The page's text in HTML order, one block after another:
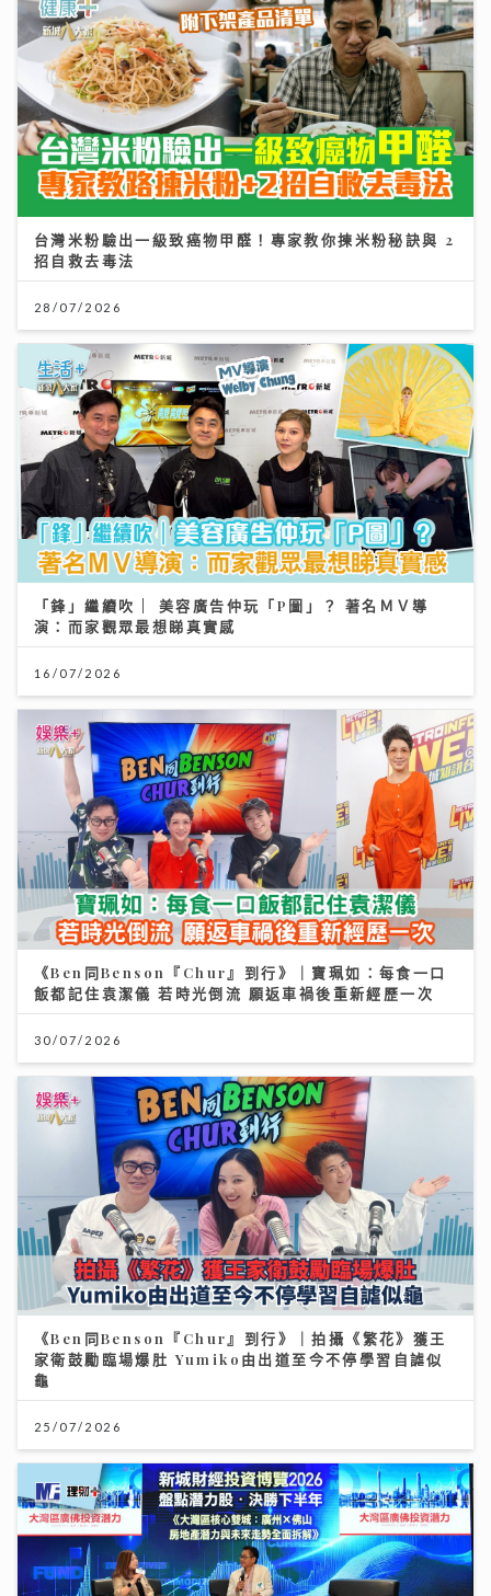
台灣米粉驗出一級致癌物甲醛！專家教你揀米粉秘訣與 2
招自救去毒法
28/07/2026
「鋒」繼續吹 | 美容廣告仲玩「P圖」？ 著名ＭＶ導
演：而家觀眾最想睇真實感
16/07/2026
《Ben同Benson『Chur』到行》｜寶珮如：每食一口
飯都記住袁潔儀 若時光倒流 願返車禍後重新經歷一次
30/07/2026
《Ben同Benson『Chur』到行》｜拍攝《繁花》獲王
家衛鼓勵臨場爆肚 Yumiko由出道至今不停學習自謔似
龜
25/07/2026